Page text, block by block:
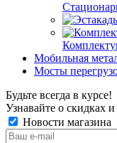
Мобильная
Мосты
Будьте всегда в курсе!
Узнавайте о скидках
Новости магазина